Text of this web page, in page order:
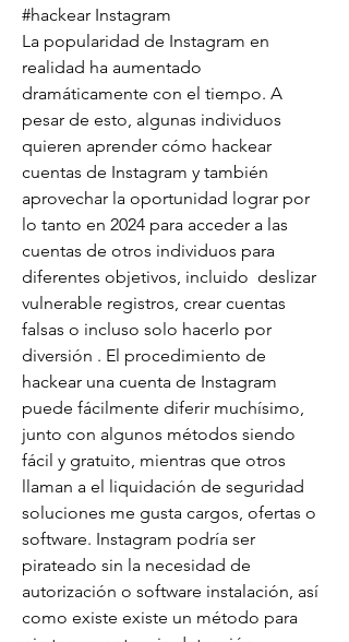
#hackear Instagram
La popularidad de Instagram en
realidad ha aumentado
dramáticamente con el tiempo. A
pesar de esto, algunas individuos
quieren aprender cómo hackear
cuentas de Instagram y también
aprovechar la oportunidad lograr por
lo tanto en 2024 para acceder a las
cuentas de otros individuos para
diferentes objetivos, incluido  deslizar
vulnerable registros, crear cuentas
falsas o incluso solo hacerlo por
diversión . El procedimiento de
hackear una cuenta de Instagram
puede fácilmente diferir muchísimo,
junto con algunos métodos siendo
fácil y gratuito, mientras que otros
llaman a el liquidación de seguridad
soluciones me gusta cargos, ofertas o
software. Instagram podría ser
pirateado sin la necesidad de
autorización o software instalación, así
como existe existe un método para